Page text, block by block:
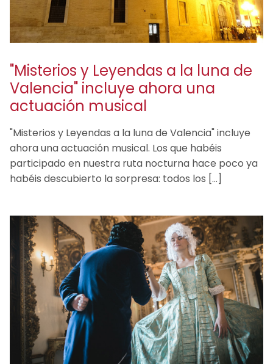
"Misterios y Leyendas a la luna de
Valencia" incluye ahora una
actuación musical
"Misterios y Leyendas a la luna de Valencia" incluye
ahora una actuación musical. Los que habéis
participado en nuestra ruta nocturna hace poco ya
habéis descubierto la sorpresa: todos los […]